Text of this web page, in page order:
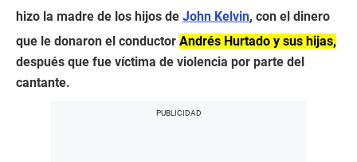
hizo la madre de los hijos de John Kelvin, con el dinero
que le donaron el conductor Andrés Hurtado y sus hijas,
después que fue víctima de violencia por parte del
cantante.